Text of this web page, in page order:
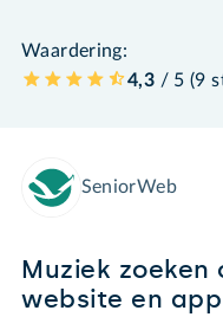
Waardering:
4,3 / 5 (9
SeniorWeb
Muziek zoeken
website en app